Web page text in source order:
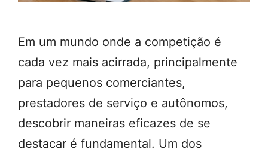
Em um mundo onde a competição é
cada vez mais acirrada, principalmente
para pequenos comerciantes,
prestadores de serviço e autônomos,
descobrir maneiras eficazes de se
destacar é fundamental. Um dos